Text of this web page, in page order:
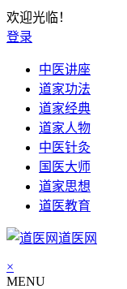
欢迎光临！
登录
中医讲座
道家功法
道家经典
道家人物
中医针灸
国医大师
道家思想
道医教育
道医网
×
MENU